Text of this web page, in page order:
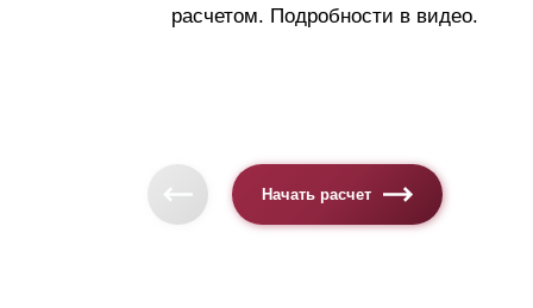
расчетом. Подробности в видео.
Начать расчет